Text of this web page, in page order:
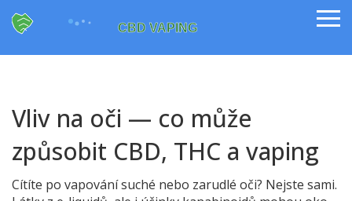
Vliv na oči — co může
způsobit CBD, THC a vaping
Cítíte po vapování suché nebo zarudlé oči? Nejste sami.